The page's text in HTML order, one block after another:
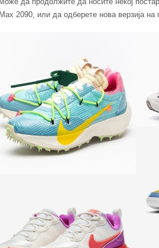
2090, или да одберете нова верзија на